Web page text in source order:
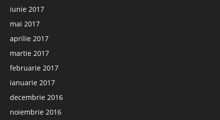
iunie 2017
mai 2017
aprilie 2017
martie 2017
februarie 2017
ianuarie 2017
decembrie 2016
noiembrie 2016